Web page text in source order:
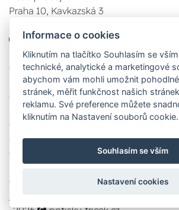
Praha 10, Kavkazská 3
777 780 841
08:00 - 17:00
08:00 - 17:00
08:00 - 17:00
Čt:
08:00 - 17:00
08:00 - 17:00
Informace o cookies
Kliknutím na tlačítko Souhlasím se
technické, analytické a marketingové
abychom vám mohli umožnit
stránek, měřit funkčnost našich
reklamu. Své preference můžete
kliknutím na Nastavení souborů cookie.
Souhlasím se vším
Nastavení cookies